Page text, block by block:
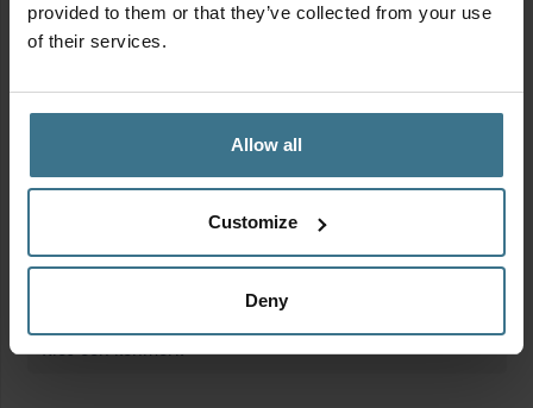
provided to them or that they’ve collected from your use
of their services.
Allow all
Customize
Deny
Vorm
Kies een vorm
Materiaal
Kies een kenmerk